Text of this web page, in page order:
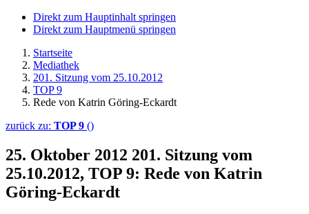
Direkt zum Hauptinhalt springen
Direkt zum Hauptmenü springen
Startseite
Mediathek
201. Sitzung vom 25.10.2012
TOP 9
Rede von Katrin Göring-Eckardt
zurück zu: TOP 9 ()
25. Oktober 2012 201. Sitzung vom
25.10.2012, TOP 9: Rede von Katrin
Göring-Eckardt